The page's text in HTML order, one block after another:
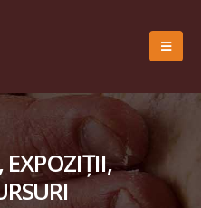
EXPOZIȚII,